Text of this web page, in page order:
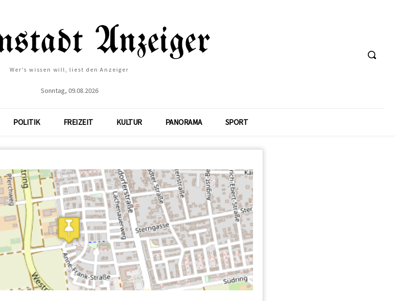
Wer's wissen will, liest den Anzeiger
Sonntag, 09.08.2026
POLITIK FREIZEIT KULTUR PANORAMA SPORT